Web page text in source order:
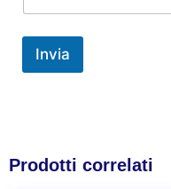
Invia
Prodotti correlati